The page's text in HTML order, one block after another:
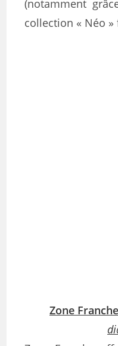
(notamment
collection « Néo »
Zone